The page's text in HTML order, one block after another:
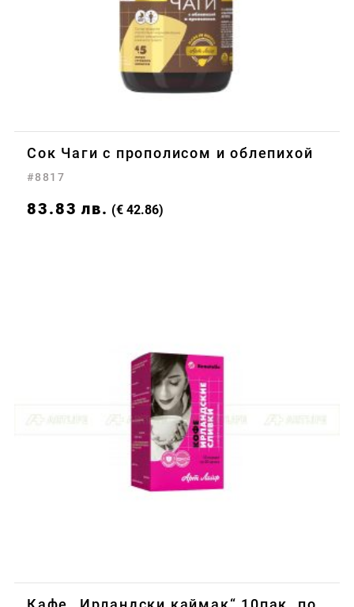
Сок Чаги с прополисом и облепихой
#8817
83.83 лв. (€ 42.86)